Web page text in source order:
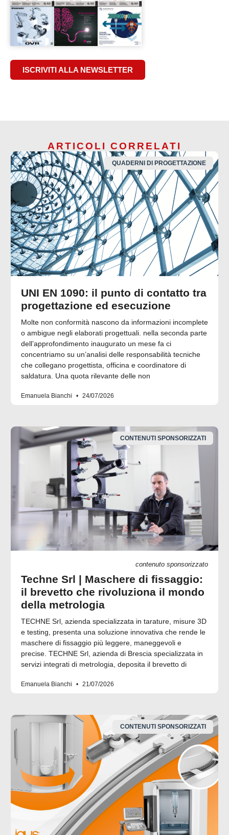
ISCRIVITI ALLA NEWSLETTER
ARTICOLI CORRELATI
QUADERNI DI PROGETTAZIONE
UNI EN 1090: il punto di contatto tra
progettazione ed esecuzione
Molte non conformità nascono da informazioni incomplete
o ambigue negli elaborati progettuali. nella seconda parte
dell’approfondimento inaugurato un mese fa ci
concentriamo su un’analisi delle responsabilità tecniche
che collegano progettista, officina e coordinatore di
saldatura. Una quota rilevante delle non
Emanuela Bianchi 24/07/2026
CONTENUTI SPONSORIZZATI
contenuto sponsorizzato
Techne Srl | Maschere di fissaggio:
il brevetto che rivoluziona il mondo
della metrologia
TECHNE Srl, azienda specializzata in tarature, misure 3D
e testing, presenta una soluzione innovativa che rende le
maschere di fissaggio più leggere, maneggevoli e
precise. TECHNE Srl, azienda di Brescia specializzata in
servizi integrati di metrologia, deposita il brevetto di
Emanuela Bianchi 21/07/2026
CONTENUTI SPONSORIZZATI